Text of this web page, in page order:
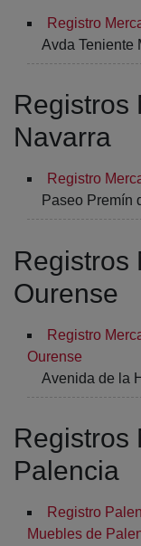
Registro
Avda Teniente
Registros
Navarra
Registro
Paseo Premín
Registros
Ourense
Registro
Ourense
Avenida de la
Registros
Palencia
Registro
Muebles de